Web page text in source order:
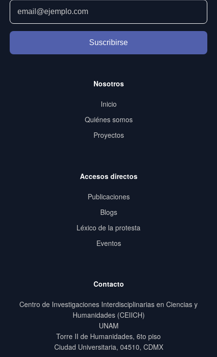
Suscribirse
Nosotros
Inicio
Quiénes somos
Proyectos
Accesos directos
Publicaciones
Blogs
Léxico de la protesta
Eventos
Contacto
Centro de Investigaciones Interdisciplinarias en Ciencias y
Humanidades (CEIICH)
UNAM
Torre II de Humanidades, 6to piso
Ciudad Universitaria, 04510, CDMX